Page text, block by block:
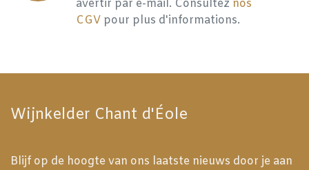
avertir par e-mail. Consultez nos
CGV pour plus d'informations.
Wijnkelder Chant d'Éole
Blijf op de hoogte van ons laatste nieuws door je aan